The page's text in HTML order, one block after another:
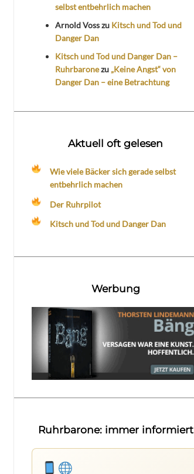
selbst entbehrlich machen
Arnold Vosszu Kitsch und Tod und
Danger Dan
Kitsch und Tod und Danger Dan –
Ruhrbaronezu „Keine Angst“ von
Danger Dan – eine Betrachtung
Aktuell oft gelesen
Wie viele Bäcker sich gerade selbst
entbehrlich machen
Der Ruhrpilot
Kitsch und Tod und Danger Dan
Werbung
Ruhrbarone: immer informiert